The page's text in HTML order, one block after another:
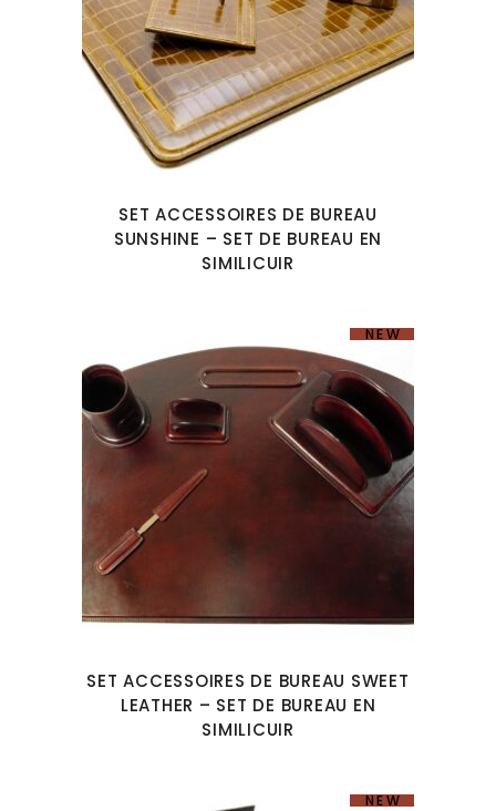
SET ACCESSOIRES DE BUREAU
SUNSHINE – SET DE BUREAU EN
SIMILICUIR
NEW
SET ACCESSOIRES DE BUREAU SWEET
LEATHER – SET DE BUREAU EN
SIMILICUIR
NEW